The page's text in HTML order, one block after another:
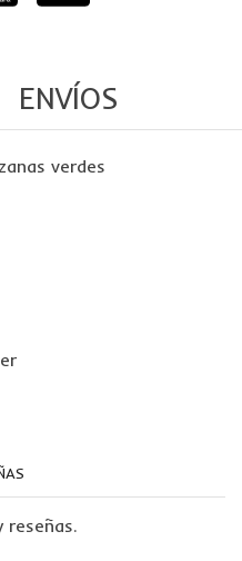
ENVÍOS
verdes
reseñas.